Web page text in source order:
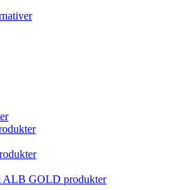
ALB GOLD produkter